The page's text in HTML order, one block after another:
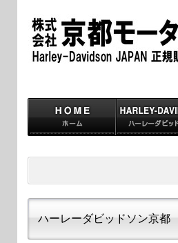
ハーレーダビッドソン京